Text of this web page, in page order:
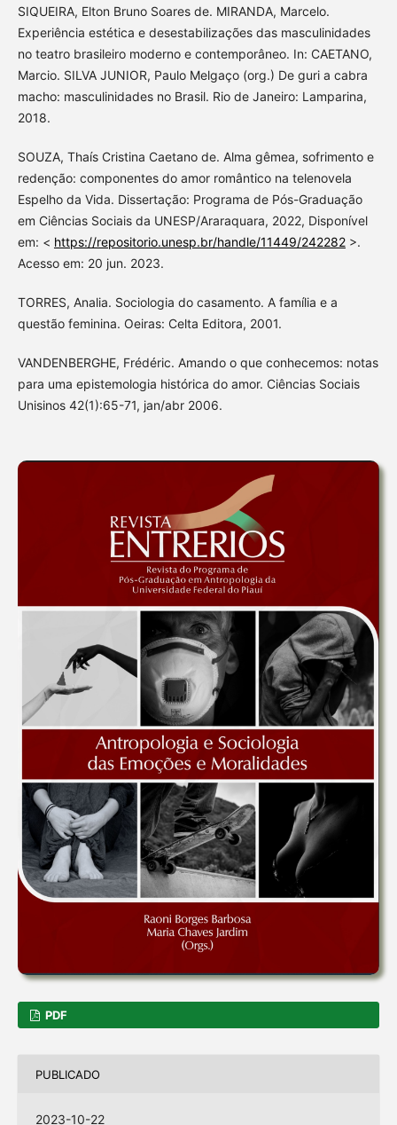
SIQUEIRA, Elton Bruno Soares de. MIRANDA, Marcelo.
Experiência estética e desestabilizações das masculinidades
no teatro brasileiro moderno e contemporâneo. In: CAETANO,
Marcio. SILVA JUNIOR, Paulo Melgaço (org.) De guri a cabra
macho: masculinidades no Brasil. Rio de Janeiro: Lamparina,
2018.
SOUZA, Thaís Cristina Caetano de. Alma gêmea, sofrimento e
redenção: componentes do amor romântico na telenovela
Espelho da Vida. Dissertação: Programa de Pós-Graduação
em Ciências Sociais da UNESP/Araraquara, 2022, Disponível
em: < https://repositorio.unesp.br/handle/11449/242282>.
Acesso em: 20 jun. 2023.
TORRES, Analia. Sociologia do casamento. A família e a
questão feminina. Oeiras: Celta Editora, 2001.
VANDENBERGHE, Frédéric. Amando o que conhecemos: notas
para uma epistemologia histórica do amor. Ciências Sociais
Unisinos 42(1):65-71, jan/abr 2006.
PDF
PUBLICADO
2023-10-22